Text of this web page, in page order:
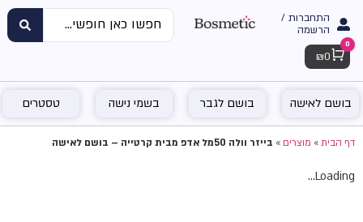
התחברות /
הרשמה
Cart
0
₪ 0
בושם לאישה בושם לגבר בשמי נישה טסטרים
דף הבית»מוצרים»בייזר וולה 50מל אדפ מבית קרטייה – בושם לאישה
Loading...